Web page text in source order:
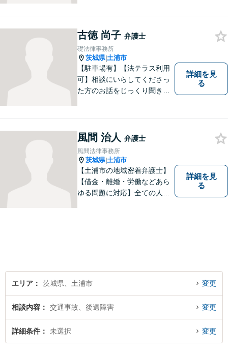
古徳 尚子 弁護士
礎法律事務所
茨城県|土浦市
【駐車場有】【法テラス利用
可】相談にいらしてくださっ
た方のお話をじっくり聞き、
す。皆様が相談しやすい環境
を整えておりますので、お気
軽にご相談ください。
詳細を見
る
風間 治人 弁護士
風間法律事務所
茨城県|土浦市
【土浦市の地域密着弁護士】
【借金・離婚・労働などあら
ゆる問題に対応】全ての人へ
詳細を見
る
エリア 茨城県、土浦市 変更
相談内容 交通事故、後遺障害 変更
詳細条件 未選択 変更